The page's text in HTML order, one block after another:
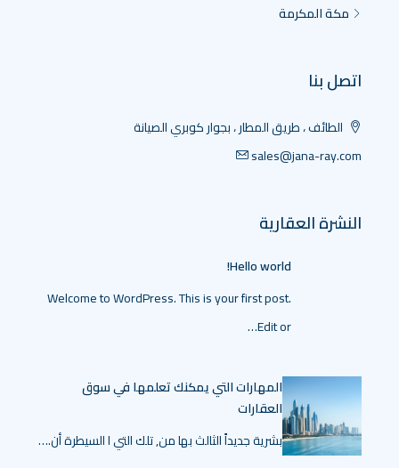
مكة المكرمة
اتصل بنا
الطائف ، طريق المطار ، بجوار كوبري الصيانة
sales@jana-ray.com
النشرة العقارية
Hello world!
Welcome to WordPress. This is your first post.
Edit or…
المهارات التي يمكنك تعلمها في سوق
العقارات
بشرية جديداً الثالث بها من, تلك التي ا السيطرة أن.…